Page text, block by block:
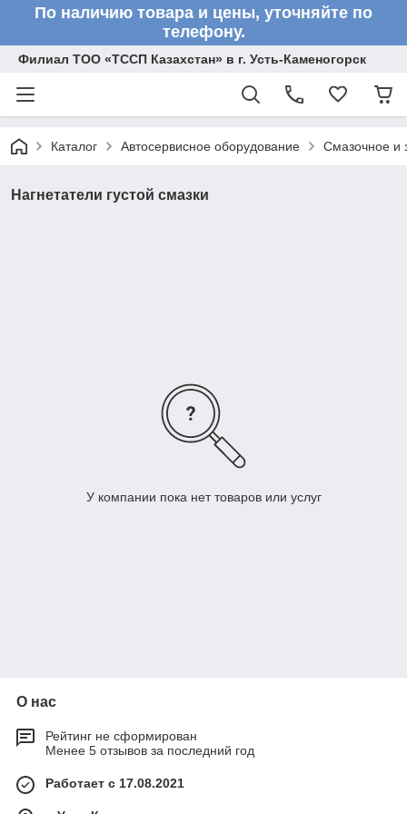
По наличию товара и цены, уточняйте по
телефону.
Филиал ТОО «ТССП Казахстан» в г. Усть-Каменогорск
Каталог Автосервисное оборудование Смазочное и
Нагнетатели густой смазки
У компании пока нет товаров или услуг
О нас
Рейтинг не сформирован
Менее 5 отзывов за последний год
Работает с 17.08.2021